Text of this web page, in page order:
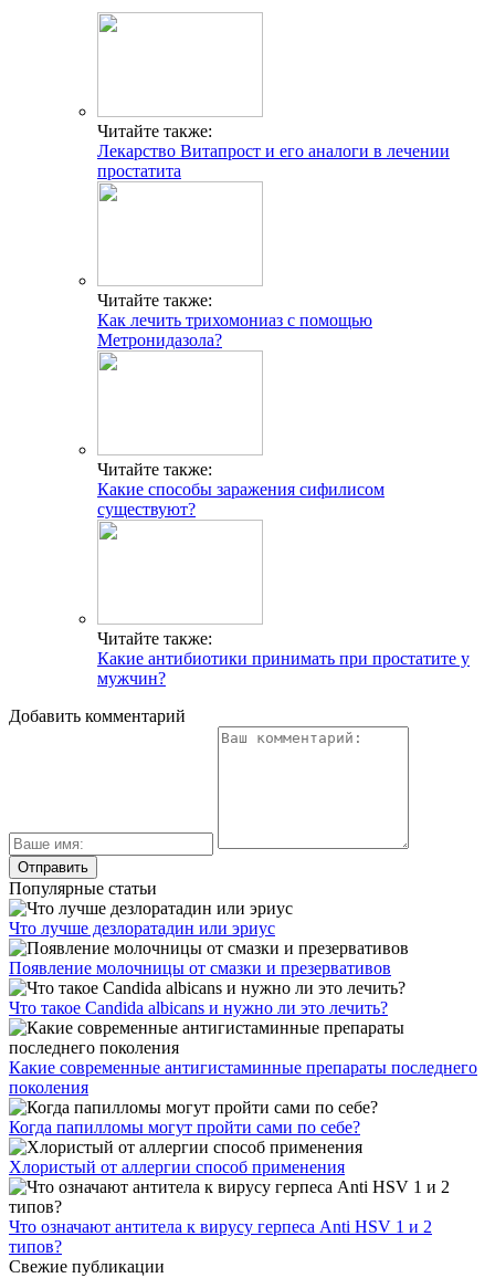
Читайте также:
Лекарство Витапрост и его аналоги в лечении
простатита
Читайте также:
Как лечить трихомониаз с помощью
Метронидазола?
Читайте также:
Какие способы заражения сифилисом
существуют?
Читайте также:
Какие антибиотики принимать при простатите у
мужчин?
Добавить комментарий
Популярные статьи
Что лучше дезлоратадин или эриус
Появление молочницы от смазки и презервативов
Что такое Candida albicans и нужно ли это лечить?
Какие современные антигистаминные препараты последнего
поколения
Когда папилломы могут пройти сами по себе?
Хлористый от аллергии способ применения
Что означают антитела к вирусу герпеса Anti HSV 1 и 2
типов?
Свежие публикации